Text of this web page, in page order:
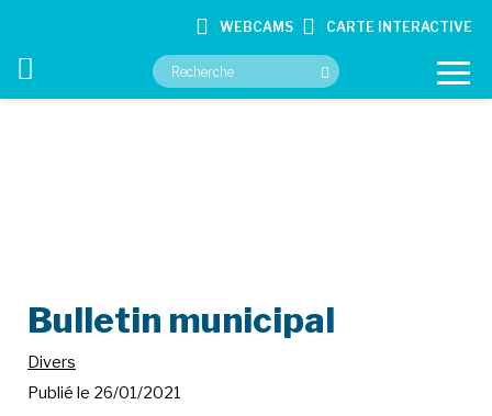
WEBCAMS CARTE INTERACTIVE
CONTACT
Bulletin municipal
Divers
Publié le 26/01/2021